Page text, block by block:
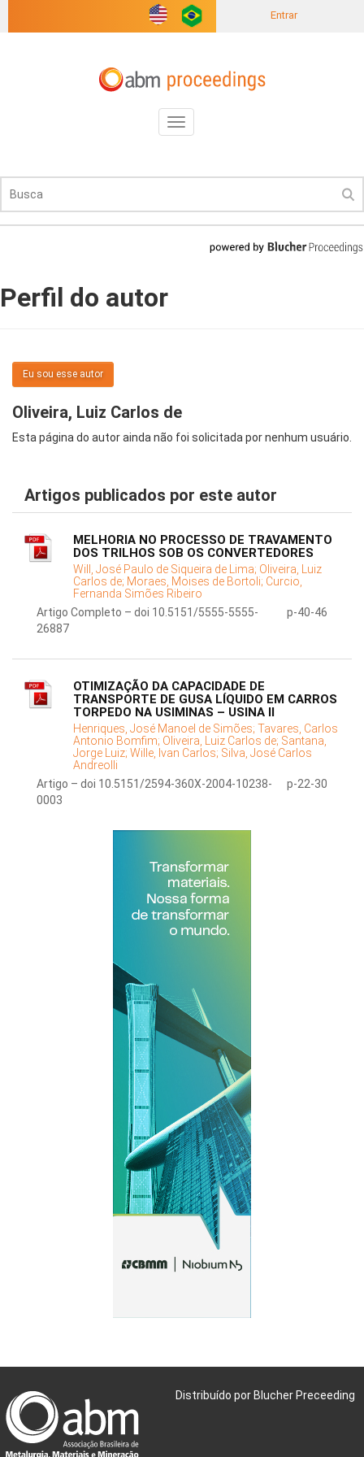
Entrar
Toggle
navigation
Perfil do autor
Eu sou esse autor
Oliveira, Luiz Carlos de
Esta página do autor ainda não foi solicitada por nenhum usuário.
Artigos publicados por este autor
MELHORIA NO PROCESSO DE TRAVAMENTO
DOS TRILHOS SOB OS CONVERTEDORES
Will, José Paulo de Siqueira de Lima; Oliveira, Luiz
Carlos de; Moraes, Moises de Bortoli; Curcio,
Fernanda Simões Ribeiro
Artigo Completo – doi 10.5151/5555-5555-
26887
p-40-46
OTIMIZAÇÃO DA CAPACIDADE DE
TRANSPORTE DE GUSA LÍQUIDO EM CARROS
TORPEDO NA USIMINAS – USINA II
Henriques, José Manoel de Simões; Tavares, Carlos
Antonio Bomfim; Oliveira, Luiz Carlos de; Santana,
Jorge Luiz; Wille, Ivan Carlos; Silva, José Carlos
Andreolli
Artigo – doi 10.5151/2594-360X-2004-10238-
0003
p-22-30
Distribuído por Blucher Preceeding